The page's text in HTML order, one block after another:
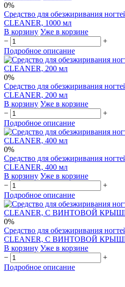
0%
Средство для обезжиривания
CLEANER, 1000 мл
В корзину Уже в корзине
−
+
Подробное описание
0%
Средство для обезжиривания
CLEANER, 200 мл
В корзину Уже в корзине
−
+
Подробное описание
0%
Средство для обезжиривания
CLEANER, 400 мл
В корзину Уже в корзине
−
+
Подробное описание
0%
Средство для обезжиривания
CLEANER, С ВИНТОВОЙ
В корзину Уже в корзине
−
+
Подробное описание